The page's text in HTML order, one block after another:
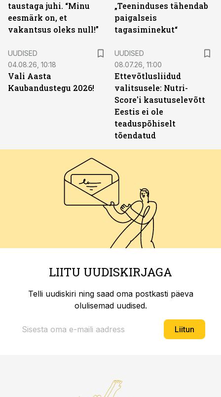
taustaga juhi. “Minu
eesmärk on, et
vakantsus oleks null!”
„Teeninduses tähendab
paigalseis
tagasiminekut“
UUDISED
04.08.26, 10:18
Vali Aasta
Kaubandustegu 2026!
UUDISED
08.07.26, 11:00
Ettevõtlusliidud
valitsusele: Nutri-
Score'i kasutuselevõtt
Eestis ei ole
teaduspõhiselt
tõendatud
LIITU UUDISKIRJAGA
Telli uudiskiri ning saad oma postkasti päeva
olulisemad uudised.
Liitun